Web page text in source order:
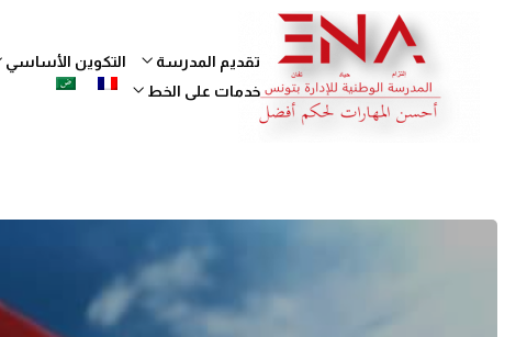
تقديم المدرسة التكوين الأساسي
خدمات على الخط